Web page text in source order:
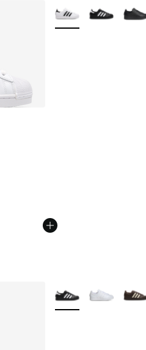
Weitere Farben
Weitere Farben